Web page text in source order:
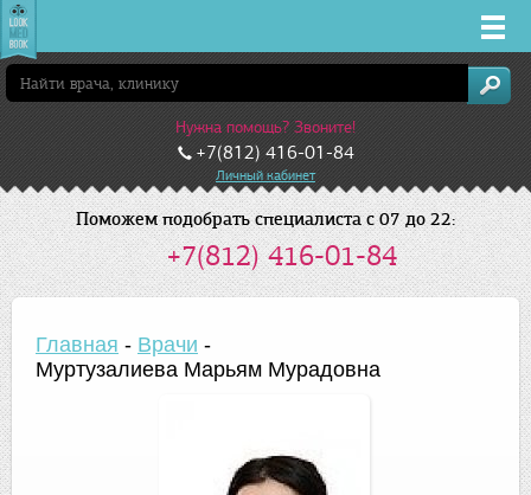
Врачи
Клиники
Заболевания
Лекарства
Акции
Нужна помощь? Звоните!
+7(812) 416-01-84
Личный кабинет
Поможем подобрать специалиста с 07 до 22:
+7(812) 416-01-84
Главная - Врачи -
Муртузалиева Марьям Мурадовна